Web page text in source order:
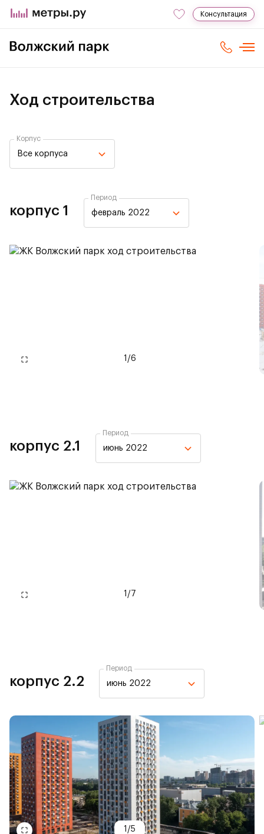
Консультация
Ход строительства
Корпус
Все корпуса
корпус 1
Период
февраль 2022
1 /6
корпус 2.1
Период
июнь 2022
1 / 7
корпус 2.2
Период
июнь 2022
1 /5